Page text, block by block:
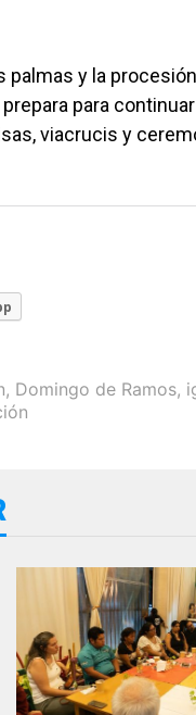
palmas y la
para
viacrucis y
, Domingo de Ramos,